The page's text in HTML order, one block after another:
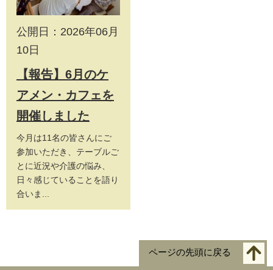
公開日：2026年06月
10日
【報告】6月のケ
アメン・カフェを
開催しました
今月は11名の皆さんにご
参加いただき、テーブルご
とに近況や介護の悩み、
日々感じていることを語り
合いま...
ページの先頭に戻る